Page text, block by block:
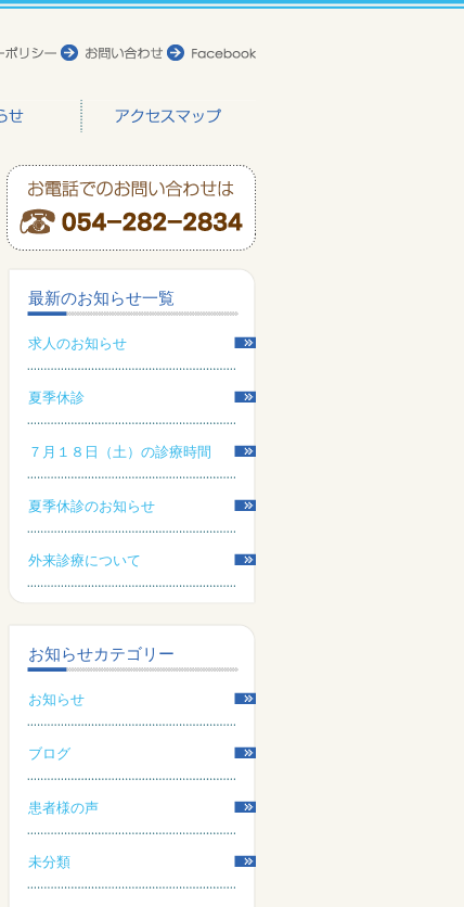
最新のお知らせ一覧
求人のお知らせ
夏季休診
７月１８日（土）の診療時間
夏季休診のお知らせ
外来診療について
お知らせカテゴリー
お知らせ
ブログ
患者様の声
未分類